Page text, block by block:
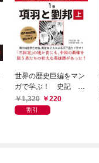
世界の歴史巨編をマン
ガで学ぶ！ 史記 １
巻 項羽と劉邦 上
1,320 220
割引